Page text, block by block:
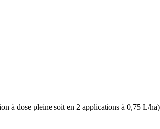
à dose pleine soit en 2 applications à 0,75 L/ha)